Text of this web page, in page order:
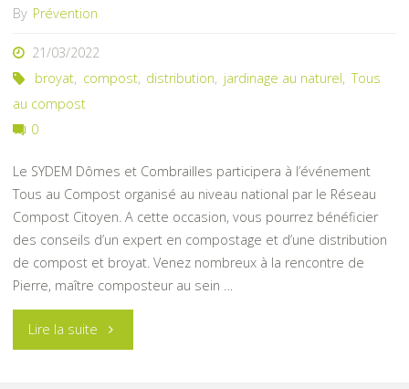
By Prévention
21/03/2022
broyat, compost, distribution, jardinage au naturel, Tous
au compost
0
Le SYDEM Dômes et Combrailles participera à l’événement
Tous au Compost organisé au niveau national par le Réseau
Compost Citoyen. A cette occasion, vous pourrez bénéficier
des conseils d’un expert en compostage et d’une distribution
de compost et broyat. Venez nombreux à la rencontre de
Pierre, maître composteur au sein …
Lire la suite"Tous